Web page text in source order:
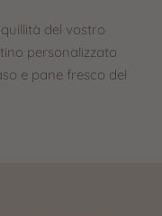
del vostro
personalizzato
e pane fresco del